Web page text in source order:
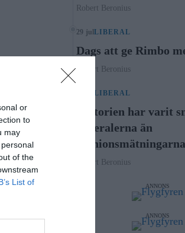
or
to
may
of the
List of
Robert Beronius
29 julLIBERAL
Dags att ge Rimbo
Robert Beronius
LIBERAL
Historien har varit
Liberalerna än
opinionsmätningarna
Robert Beronius
ANNONS
ANNONS